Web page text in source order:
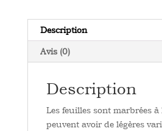
Description
Avis (0)
Description
Les feuilles sont marbrées
peuvent avoir de légères